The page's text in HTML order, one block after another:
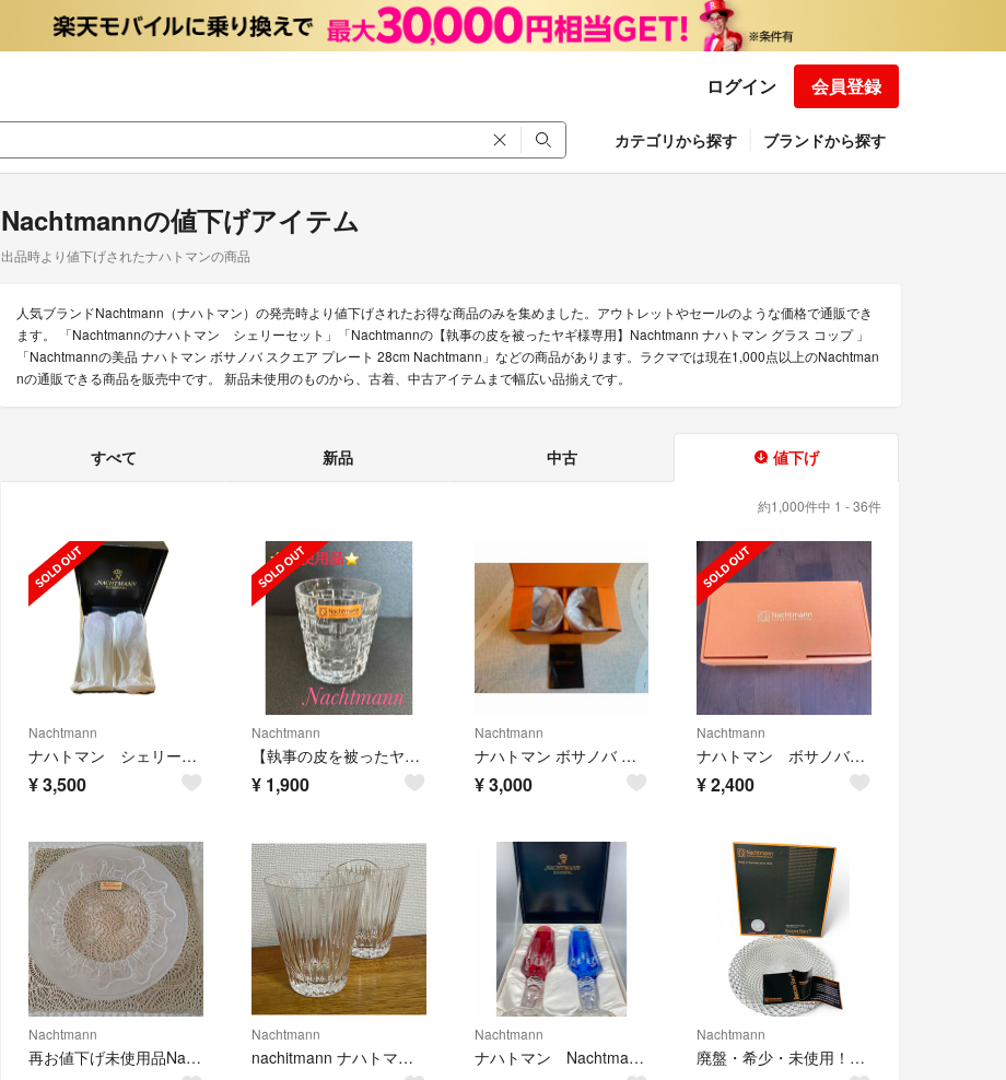
ログイン 会員登録
カテゴリから探す ブランドから探す
Nachtmannの値下げアイテム
出品時より値下げされたナハトマンの商品
人気ブランドNachtmann（ナハトマン）の発売時より値下げされたお得な商品のみを集めました。アウトレットやセールのような価格で通販でき
ます。 「Nachtmannのナハトマン シェリーセット」「Nachtmannの【執事の皮を被ったヤギ様専用】Nachtmann ナハトマン グラス コップ 」
「Nachtmannの美品 ナハトマン ボサノバ スクエア プレート 28cm Nachtmann」などの商品があります。ラクマでは現在1,000点以上のNachtman
nの通販できる商品を販売中です。 新品未使用のものから、古着、中古アイテムまで幅広い品揃えです。
すべて 新品 中古 値下げ
約1,000件中 1 - 36件
Nachtmann
ナハトマン シェリーセット
¥3,500
Nachtmann
【執事の皮を被ったヤギ様専用】Nachtmann ナハトマン グラス コップ
¥ 1,900
Nachtmann
ナハトマン ボサノバ タンブラー 2個セット 92076
¥3,000
Nachtmann
ナハトマン ボサノバ ディップボウル
¥2,400
Nachtmann
再お値下げ未使用品Nachtmann ナハトマンサファリ エレファントプレート
Nachtmann
nachitmann ナハトマン ペア タンブラー グラス
Nachtmann
ナハトマン Nachtmann 色被 シャンパングラス ペア 管mpr
Nachtmann
廃盤・希少・未使用！ ナハトマン ダンシングスター ルンバ 32cm クリスタル